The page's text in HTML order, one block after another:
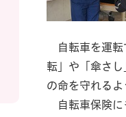
自転車を運転
転」や「傘さ
の命を守れるよ
自転車保険に